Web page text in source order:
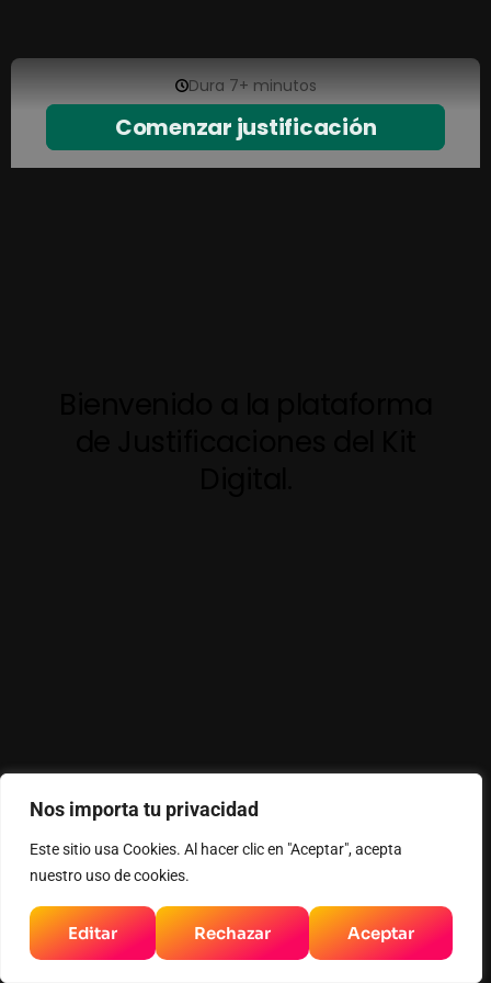
Nos importa tu privacidad
Este sitio usa Cookies. Al hacer clic en "Aceptar", acepta
nuestro uso de cookies.
Editar Rechazar Aceptar